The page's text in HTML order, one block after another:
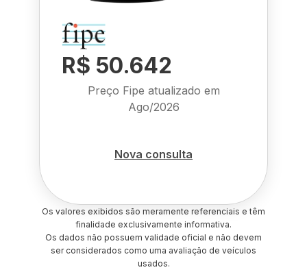
R$ 50.642
Preço Fipe atualizado em
Ago/2026
Nova consulta
Os valores exibidos são meramente referenciais e têm
finalidade exclusivamente informativa.
Os dados não possuem validade oficial e não devem
ser considerados como uma avaliação de veículos
usados.